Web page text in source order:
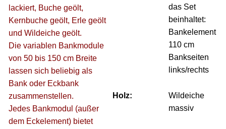
lackiert, Buche geölt,
Kernbuche geölt, Erle geölt
und Wildeiche geölt.
Die variablen Bankmodule
von 50 bis 150 cm Breite
lassen sich beliebig als
Bank oder Eckbank
zusammenstellen.
Jedes Bankmodul (außer
dem Eckelement) bietet
das Set
beinhaltet:
Bankelement
110 cm
Bankseiten
links/rechts
Holz:
Wildeiche
massiv